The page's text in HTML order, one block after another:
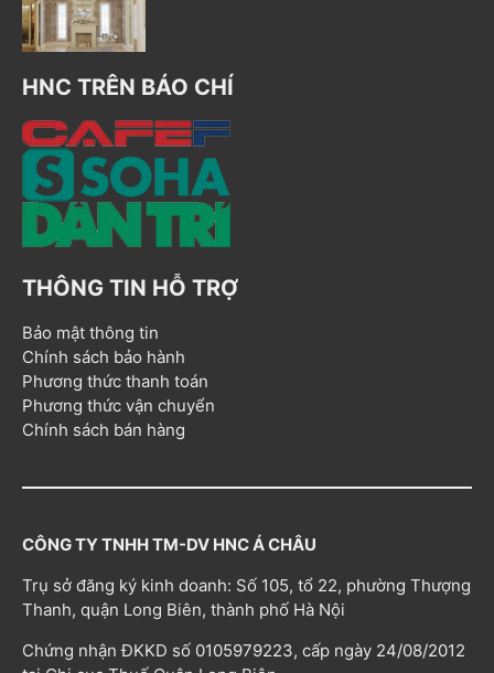
HNC TRÊN BÁO CHÍ
THÔNG TIN HỖ TRỢ
Bảo mật thông tin
Chính sách bảo hành
Phương thức thanh toán
Phương thức vận chuyển
Chính sách bán hàng
CÔNG TY TNHH TM-DV HNC Á CHÂU
Trụ sở đăng ký kinh doanh: Số 105, tổ 22, phường Thượng
Thanh, quận Long Biên, thành phố Hà Nội
Chứng nhận ĐKKD số 0105979223, cấp ngày 24/08/2012